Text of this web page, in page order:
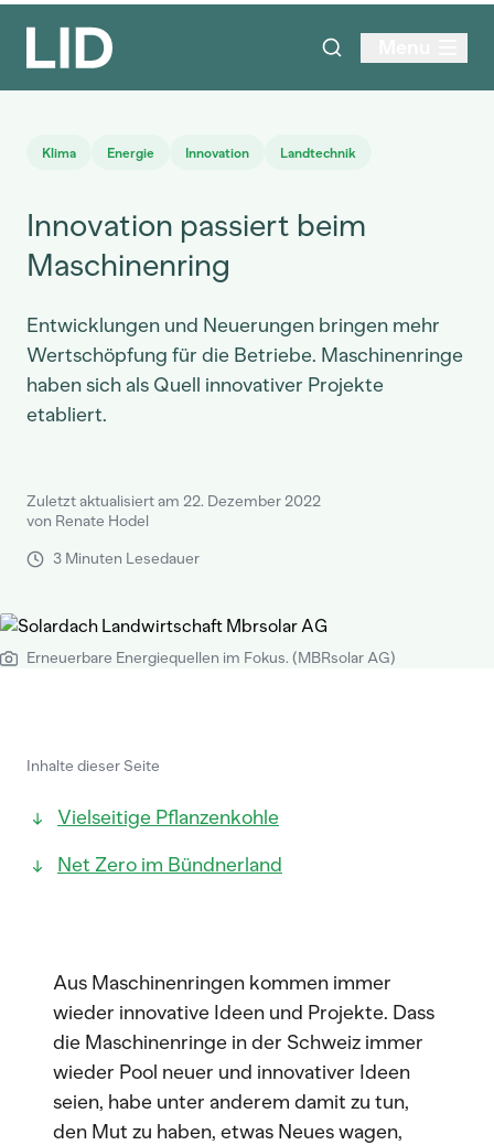
Klima Energie Innovation Landtechnik
Innovation passiert beim
Maschinenring
Entwicklungen und Neuerungen bringen mehr
Wertschöpfung für die Betriebe. Maschinenringe
haben sich als Quell innovativer Projekte
etabliert.
Zuletzt aktualisiert am 22. Dezember 2022
von Renate Hodel
3 Minuten Lesedauer
Erneuerbare Energiequellen im Fokus. (MBRsolar AG)
Inhalte dieser Seite
Vielseitige Pflanzenkohle
Net Zero im Bündnerland
Aus Maschinenringen kommen immer
wieder innovative Ideen und Projekte. Dass
die Maschinenringe in der Schweiz immer
wieder Pool neuer und innovativer Ideen
seien, habe unter anderem damit zu tun,
den Mut zu haben, etwas Neues wagen,